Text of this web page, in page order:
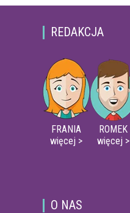
REDAKCJA
FRANIA
więcej >
ROMEK
więcej >
O NAS